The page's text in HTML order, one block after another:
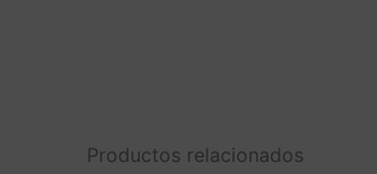
Productos relacionados